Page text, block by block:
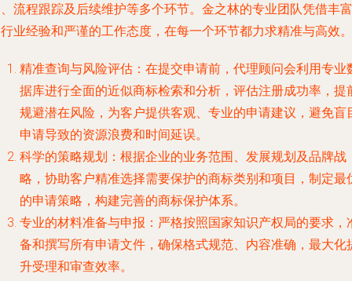
流程跟踪及后续维护等多个环节。金之林的专业团队凭借丰富
业经验和严谨的工作态度，在每一个环节都力求精准与高效。
精准查询与风险评估 ：在提交申请前，代理顾问会利用专业
据库进行全面的近似商标检索和分析，评估注册成功率，提
规避潜在风险，为客户提供客观、专业的申请建议，避免盲
申请导致的资源浪费和时间延误。
科学的策略规划 ：根据企业的业务范围、发展规划及品牌战
略，协助客户精准选择需要保护的商标类别和项目，制定最
的申请策略，构建完善的商标保护体系。
专业的材料准备与申报 ：严格按照国家知识产权局的要求，
备和撰写所有申请文件，确保格式规范、内容准确，最大化
升受理和审查效率。